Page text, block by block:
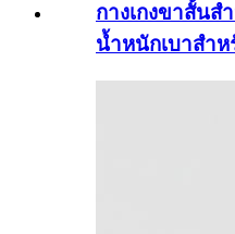
กางเกงขาสั้นส
น้ำหนักเบาสำห